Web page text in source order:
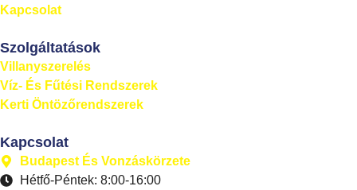
Kapcsolat
Szolgáltatások
Villanyszerelés
Víz- És Fűtési Rendszerek
Kerti Öntözőrendszerek
Kapcsolat
Budapest És Vonzáskörzete
Hétfő-Péntek: 8:00-16:00